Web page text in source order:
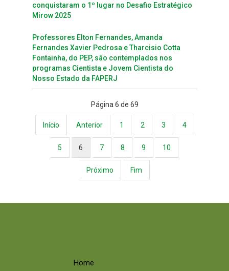
conquistaram o 1º lugar no Desafio Estratégico
Mirow 2025
Professores Elton Fernandes, Amanda
Fernandes Xavier Pedrosa e Tharcisio Cotta
Fontainha, do PEP, são contemplados nos
programas Cientista e Jovem Cientista do
Nosso Estado da FAPERJ
Página 6 de 69
Início Anterior 1 2 3 4
5 6 7 8 9 10
Próximo Fim
Home